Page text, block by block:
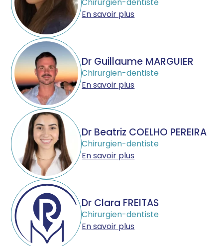
En savoir plus
Dr Guillaume MARGUIER
Chirurgien-dentiste
En savoir plus
Dr Beatriz COELHO PEREIRA
Chirurgien-dentiste
En savoir plus
Dr Clara FREITAS
Chirurgien-dentiste
En savoir plus